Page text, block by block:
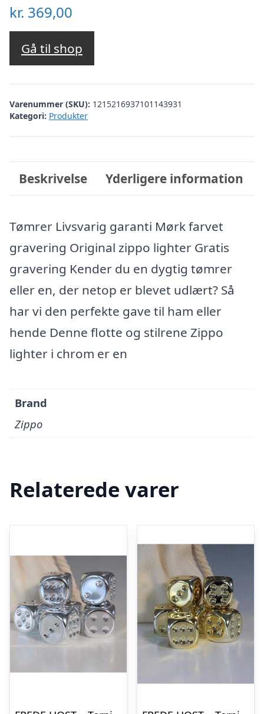
kr. 369,00
Gå til shop
Varenummer (SKU): 1215216937101143931
Kategori: Produkter
Beskrivelse Yderligere information
Tømrer Livsvarig garanti Mørk farvet
gravering Original zippo lighter Gratis
gravering Kender du en dygtig tømrer
eller en, der netop er blevet udlært? Så
har vi den perfekte gave til ham eller
hende Denne flotte og stilrene Zippo
lighter i chrom er en
Brand
Zippo
Relaterede varer